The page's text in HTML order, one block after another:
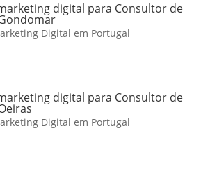
digital para Consultor de
Digital em Portugal
digital para Consultor de
Digital em Portugal